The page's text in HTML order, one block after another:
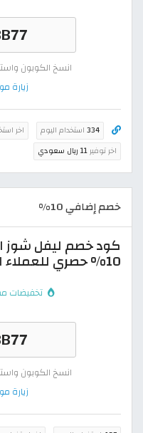
انسخ الكوبون
زيارة
334 استخدام اليوم اخر
اخر توفير11 ريال سعودي
خصم إضافي 10%
كود خصم ليفل شوز
10% حصري للعملاء الجدد
تخفيضات
انسخ الكوبون
زيارة